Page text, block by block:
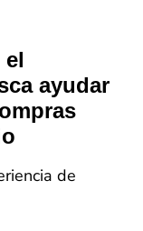
el
ayudar
de